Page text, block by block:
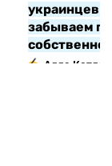
украинцев
забываем
Алла Котляр